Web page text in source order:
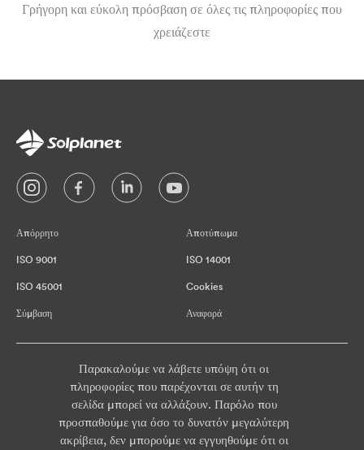
Γρήγορη και εύκολη πρόσβαση σε όλες τις πληροφορίες που
χρειάζεστε
Απόρρητο Αποτύπωμα
ISO 9001 ISO 14001
ISO 45001 Cookies
Σύμβαση Αναφορά
Παρακαλούμε να λάβετε υπόψη ότι οι
πληροφορίες που παρέχονται σε αυτήν τη
σελίδα μπορεί να αλλάξουν. Παρόλο που
προσπαθούμε για όσο το δυνατόν μεγαλύτερη
ακρίβεια, δεν μπορούμε να εγγυηθούμε ότι οι